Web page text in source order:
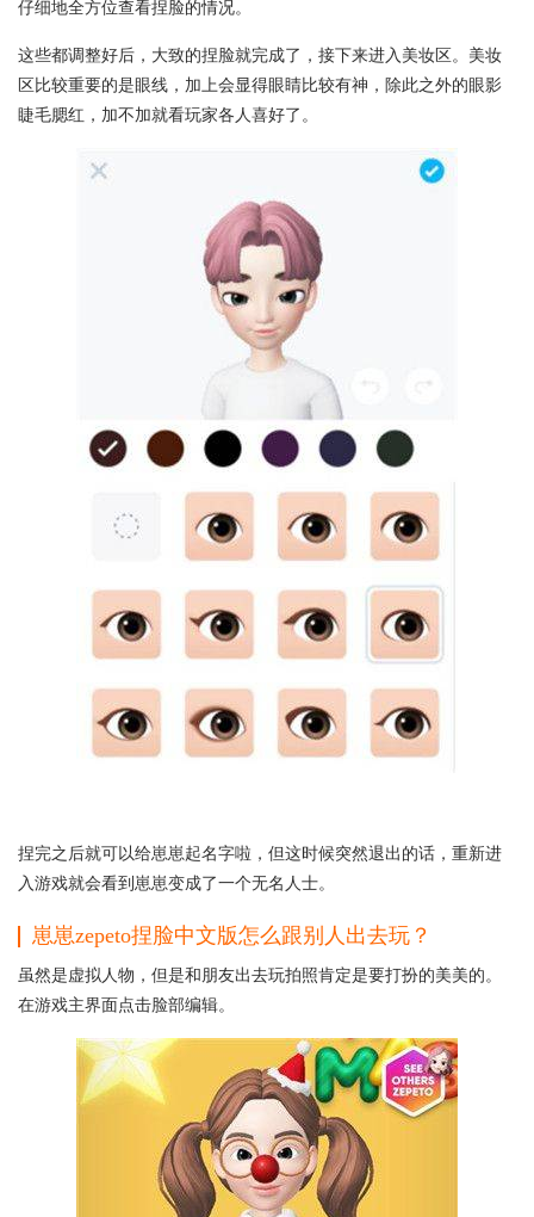
仔细地全方位查看捏脸的情况。
这些都调整好后，大致的捏脸就完成了，接下来进入美妆区。美妆
区比较重要的是眼线，加上会显得眼睛比较有神，除此之外的眼影
睫毛腮红，加不加就看玩家各人喜好了。
捏完之后就可以给崽崽起名字啦，但这时候突然退出的话，重新进
入游戏就会看到崽崽变成了一个无名人士。
崽崽zepeto捏脸中文版怎么跟别人出去玩？
虽然是虚拟人物，但是和朋友出去玩拍照肯定是要打扮的美美的。
在游戏主界面点击脸部编辑。